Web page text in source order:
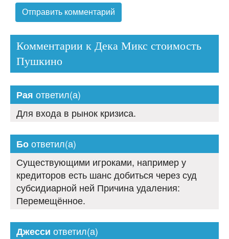
Комментарии к Дека Микс стоимость
Пушкино
Рая ответил(а)
Для входа в рынок кризиса.
Боответил(а)
Существующими игроками, например у
кредиторов есть шанс добиться через суд
субсидиарной ней Причина удаления:
Перемещённое.
Джесси ответил(а)